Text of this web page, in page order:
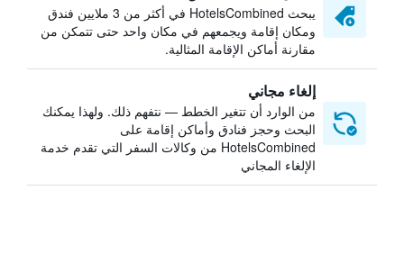
يبحث HotelsCombined في أكثر من 3 ملايين فندق
ومكان إقامة ويجمعهم في مكان واحد حتى تتمكن من
مقارنة أماكن الإقامة المثالية.
إلغاء مجاني
من الوارد أن تتغير الخطط — نتفهم ذلك. ولهذا يمكنك
البحث وحجز فنادق وأماكن إقامة على
HotelsCombined من وكالات السفر التي تقدم خدمة
الإلغاء المجاني